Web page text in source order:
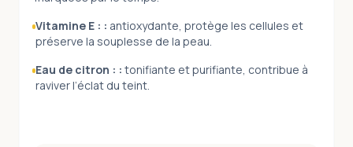
Vitamine E : : antioxydante, protège les cellules et
préserve la souplesse de la peau.
Eau de citron : : tonifiante et purifiante, contribue à
raviver l’éclat du teint.